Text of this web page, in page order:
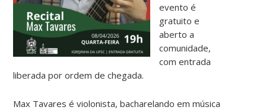
evento é
gratuito e
aberto a
comunidade,
com entrada
liberada por ordem de chegada.
Max Tavares é violonista, bacharelando em música